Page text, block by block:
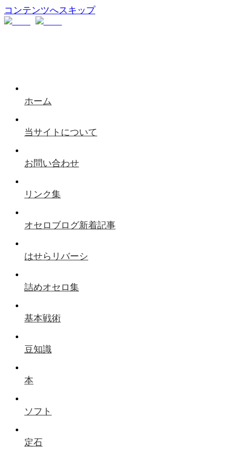
コンテンツへスキップ
ホーム
当サイトについて
お問い合わせ
リンク集
オセロブログ新着記事
はせらリバーシ
詰めオセロ集
基本戦術
豆知識
本
ソフト
定石